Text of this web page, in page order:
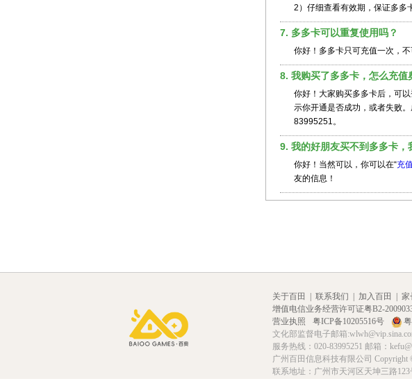
2）仔细查看有效期，保证多多
7. 多多卡可以重复使用吗？
你好！多多卡只可充值一次，
8. 我购买了多多卡，怎么充值
你好！大家购买多多卡后，可以
示你开通是否成功，或者失败
83995251。
9. 我的好朋友买不到多多卡，
你好！当然可以，你可以在“充
友的信息！
关于百田 联系我们 加入百田 家
增值电信业务经营许可证粤B2-
营业执照
粤ICP备10205516号
文化部监督电子邮箱
服务热线：020-83995251 邮箱：
广州百田信息科技有限公司 Copyright
联系地址：广州市天河区天坤三路123